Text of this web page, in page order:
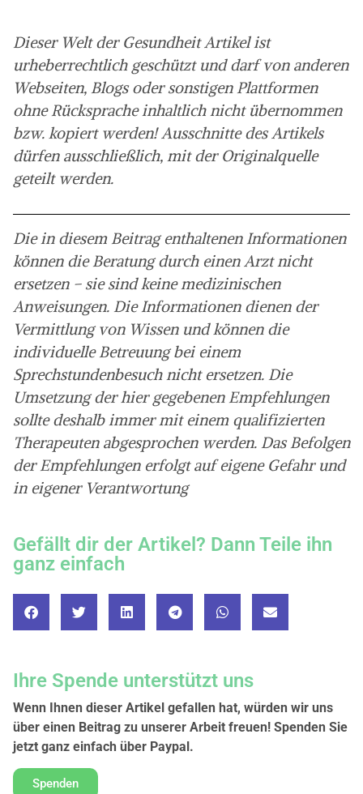
Dieser Welt der Gesundheit Artikel ist
urheberrechtlich geschützt und darf von anderen
Webseiten, Blogs oder sonstigen Plattformen
ohne Rücksprache inhaltlich nicht übernommen
bzw. kopiert werden! Ausschnitte des Artikels
dürfen ausschließlich, mit der Originalquelle
geteilt werden.
Die in diesem Beitrag enthaltenen Informationen
können die Beratung durch einen Arzt nicht
ersetzen – sie sind keine medizinischen
Anweisungen. Die Informationen dienen der
Vermittlung von Wissen und können die
individuelle Betreuung bei einem
Sprechstundenbesuch nicht ersetzen. Die
Umsetzung der hier gegebenen Empfehlungen
sollte deshalb immer mit einem qualifizierten
Therapeuten abgesprochen werden. Das Befolgen
der Empfehlungen erfolgt auf eigene Gefahr und
in eigener Verantwortung
Gefällt dir der Artikel? Dann Teile ihn
ganz einfach
Ihre Spende unterstützt uns
Wenn Ihnen dieser Artikel gefallen hat, würden wir uns
über einen Beitrag zu unserer Arbeit freuen! Spenden Sie
jetzt ganz einfach über Paypal.
Spenden